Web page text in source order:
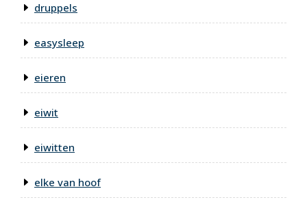
druppels
easysleep
eieren
eiwit
eiwitten
elke van hoof